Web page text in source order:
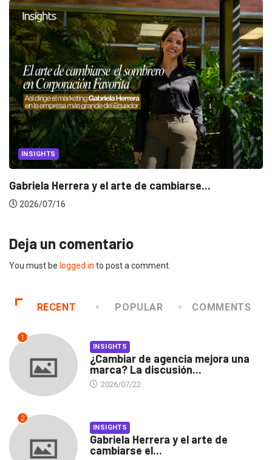
INSIGHTS
Gabriela Herrera y el arte de cambiarse...
2026/07/16
Deja un comentario
You must be logged in to post a comment.
RECENT POPULAR COMMENTS
1
INSIGHTS
¿Cambiar de agencia mejora una
marca? La discusión...
2026/07/22
2
INSIGHTS
Gabriela Herrera y el arte de
cambiarse el...